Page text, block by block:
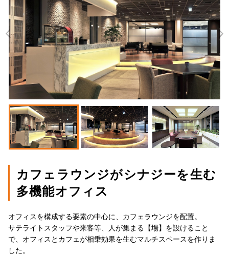
カフェラウンジがシナジーを生む
多機能オフィス
オフィスを構成する要素の中心に、カフェラウンジを配置。
サテライトスタッフや来客等、人が集まる【場】を設けること
で、オフィスとカフェが相乗効果を生むマルチスペースを作りま
した。